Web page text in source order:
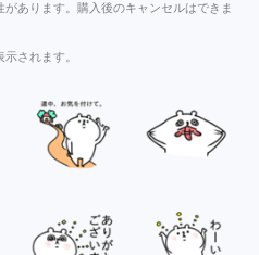
あります。購入後のキャンセルはできま
されます。